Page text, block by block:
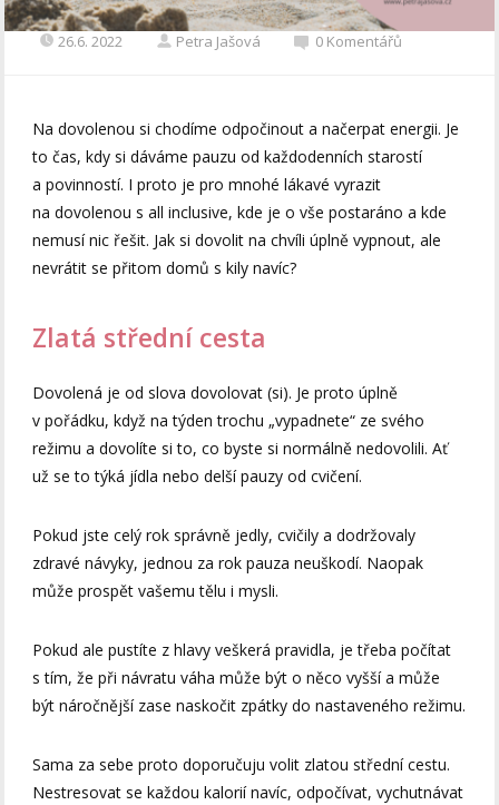
26.6. 2022 Petra Jašová 0 Komentářů
Na dovolenou si chodíme odpočinout a načerpat energii. Je
to čas, kdy si dáváme pauzu od každodenních starostí
a povinností. I proto je pro mnohé lákavé vyrazit
na dovolenou s all inclusive, kde je o vše postaráno a kde
nemusí nic řešit. Jak si dovolit na chvíli úplně vypnout, ale
nevrátit se přitom domů s kily navíc?
Zlatá střední cesta
Dovolená je od slova dovolovat (si). Je proto úplně
v pořádku, když na týden trochu „vypadnete“ ze svého
režimu a dovolíte si to, co byste si normálně nedovolili. Ať
už se to týká jídla nebo delší pauzy od cvičení.
Pokud jste celý rok správně jedly, cvičily a dodržovaly
zdravé návyky, jednou za rok pauza neuškodí. Naopak
může prospět vašemu tělu i mysli.
Pokud ale pustíte z hlavy veškerá pravidla, je třeba počítat
s tím, že při návratu váha může být o něco vyšší a může
být náročnější zase naskočit zpátky do nastaveného režimu.
Sama za sebe proto doporučuju volit zlatou střední cestu.
Nestresovat se každou kalorií navíc, odpočívat, vychutnávat